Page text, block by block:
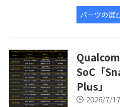
パーツの選
SoC「
Plus」
2026/7/17